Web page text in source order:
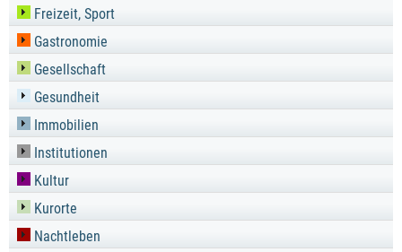
Freizeit, Sport
Gastronomie
Gesellschaft
Gesundheit
Immobilien
Institutionen
Kultur
Kurorte
Nachtleben